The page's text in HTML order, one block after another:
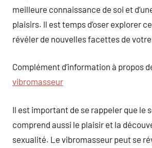
meilleure connaissance de soi et
plaisirs. Il est temps d’oser explorer
révéler de nouvelles facettes de
Complément d’information à propos
vibromasseur
Il est important de se rappeler que le
comprend aussi le plaisir et la
sexualité. Le vibromasseur peut se